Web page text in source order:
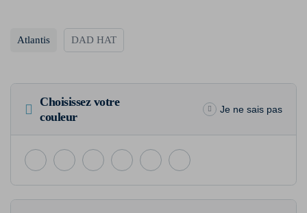
Atlantis DAD HAT
Choisissez votre
couleur
Je ne sais pas